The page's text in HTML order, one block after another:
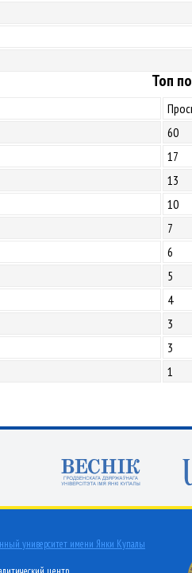
Топ
60
17
13
10
7
6
5
4
3
3
1
университет имени Янки Купалы